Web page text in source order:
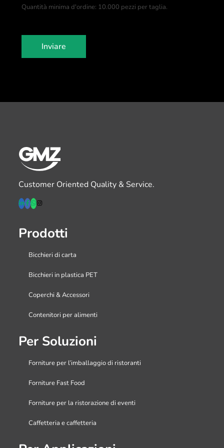
e
Quantità minima d'ordine: 10.000 pezzi per taglia.
Inviare
Customer Oriented Quality & Service.
Prodotti
Bicchieri di carta
Bicchieri in plastica PET
Coperchi & Accessori
Contenitori per alimenti
Per Soluzioni
Forniture per l’imballaggio di ristoranti
Forniture Fast Food
Forniture per la ristorazione di eventi
Caffetteria e caffetteria